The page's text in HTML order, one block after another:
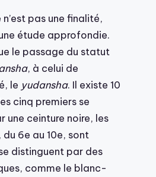
pas une finalité,
étude approfondie.
le passage du statut
, à celui de
le yudansha. Il existe 10
cinq premiers se
une ceinture noire, les
6e au 10e, sont
distinguent par des
comme le blanc-